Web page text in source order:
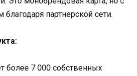
партнерской сети.
более 7 000 собственных